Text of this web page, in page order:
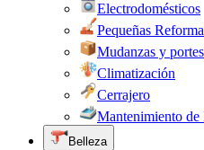
Electrodomésticos
Pequeñas
Mudanzas y portes
Climatización
Cerrajero
Mantenimiento de
Belleza